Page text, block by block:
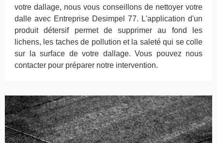
votre dallage, nous vous conseillons de nettoyer votre
dalle avec Entreprise Desimpel 77. L'application d'un
produit détersif permet de supprimer au fond les
lichens, les taches de pollution et la saleté qui se colle
sur la surface de votre dallage. Vous pouvez nous
contacter pour préparer notre intervention.